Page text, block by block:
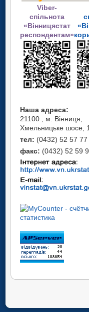
Viber-
спільнота
«Вінницястат
респондентам»
Наша адреса:
21100 , м. Вінниця,
Хмельницьке шосе,
тел: (0432) 52 57 77
факс: (0432) 52 59